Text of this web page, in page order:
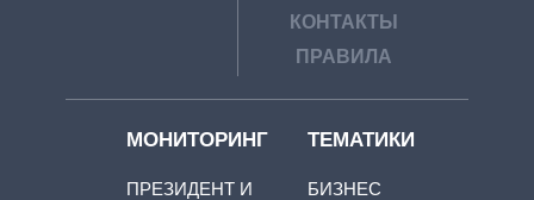
КОНТАКТЫ
ПРАВИЛА
МОНИТОРИНГ
ПРЕЗИДЕНТ И
ТЕМАТИКИ
БИЗНЕС